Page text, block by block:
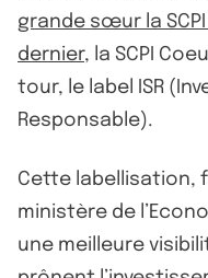
grande sœur la
dernier, la SCPI
tour, le label ISR
Responsable).
Cette labellisation,
ministère de
une meilleure